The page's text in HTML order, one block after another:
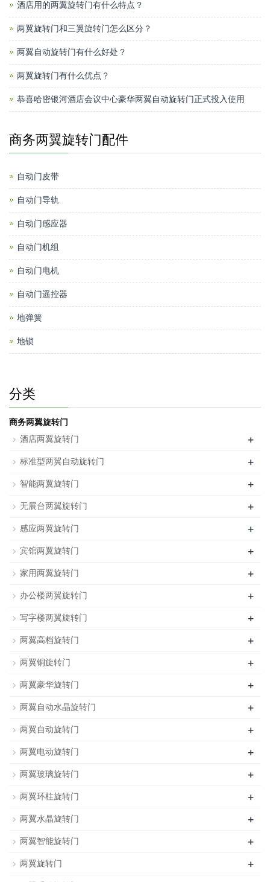
酒店用的两翼旋转门有什么特点？
两翼旋转门和三翼旋转门怎么区分？
两翼自动旋转门有什么好处？
两翼旋转门有什么优点？
恭喜哈密银河酒店会议中心豪华两翼自动旋转门正式投入使用
商务两翼旋转门配件
自动门皮带
自动门导轨
自动门感应器
自动门机组
自动门电机
自动门遥控器
地弹簧
地锁
分类
商务两翼旋转门
酒店两翼旋转门
+
标准型两翼自动旋转门 +
智能两翼旋转门 +
无展台两翼旋转门 +
感应两翼旋转门 +
宾馆两翼旋转门 +
家用两翼旋转门 +
办公楼两翼旋转门 +
写字楼两翼旋转门 +
两翼高档旋转门 +
两翼铜旋转门 +
两翼豪华旋转门 +
两翼自动水晶旋转门 +
两翼自动旋转门 +
两翼电动旋转门 +
两翼玻璃旋转门 +
两翼环柱旋转门 +
两翼水晶旋转门 +
两翼智能旋转门 +
两翼旋转门 +